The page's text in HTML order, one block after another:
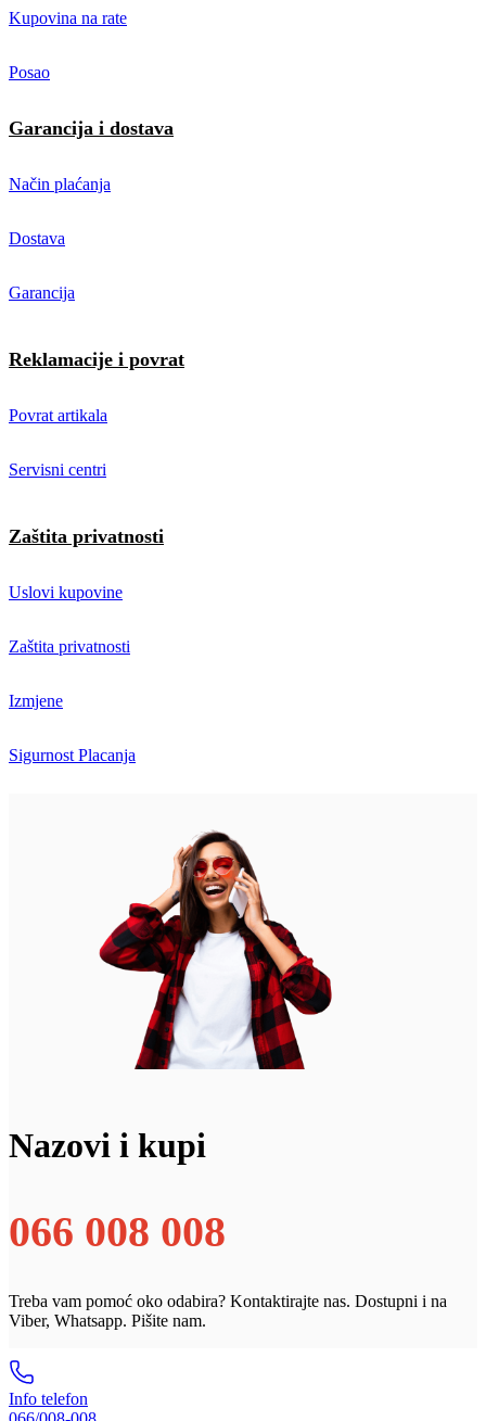
Kupovina na rate
Posao
Garancija i dostava
Način plaćanja
Dostava
Garancija
Reklamacije i povrat
Povrat artikala
Servisni centri
Zaštita privatnosti
Uslovi kupovine
Zaštita privatnosti
Izmjene
Sigurnost Placanja
Nazovi i kupi
066 008 008
Treba vam pomoć oko odabira? Kontaktirajte nas. Dostupni i na
Viber, Whatsapp. Pišite nam.
Info telefon